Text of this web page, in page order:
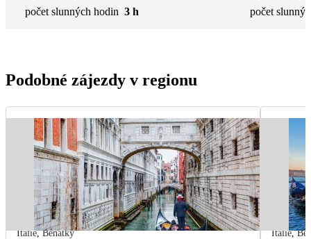
počet slunných hodin 3 h
počet
Podobné zájezdy v regionu
Itálie,Benátky Itálie,